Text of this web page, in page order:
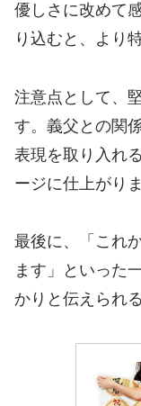
優しさに改めて
り込むと、より
注意点として、
す。義父との関
表現を取り入れ
ージに仕上がりま
最後に、「これ
ます」といった
かりと伝えられ